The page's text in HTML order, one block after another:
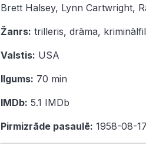
Brett Halsey, Lynn Cartwright,
Žanrs: trilleris, drāma,
Valstis: USA
Ilgums: 70 min
IMDb: 5.1 IMDb
Pirmizrāde pasaulē: 1958-08-17